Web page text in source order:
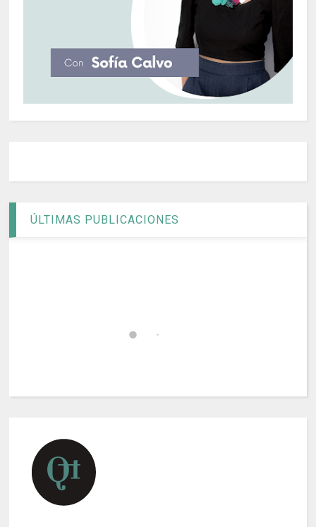
ÚLTIMAS PUBLICACIONES